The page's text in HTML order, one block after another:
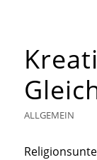
ALLGEMEIN